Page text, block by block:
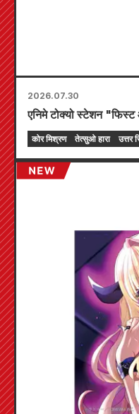
2026.07.30
एनिमे टोक्यो स्टेशन
कोर मिश्रण तेत्सुओ हारा उत्तर